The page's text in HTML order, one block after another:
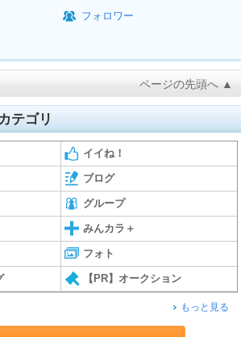
フォロワー
ページの先頭へ ▲
テゴリ
イイね！
ブログ
グループ
みんカラ＋
フォト
【PR】オークション
もっと見る